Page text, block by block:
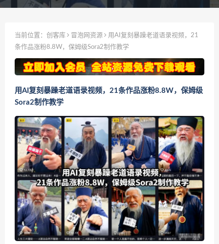
当前位置： 创客库 冒泡网资源
用AI复刻暴躁老道语录视频，21
条作品涨粉8.8W，保姆级Sora2制作教学
用AI复刻暴躁老道语录视频，21条作品涨粉8.8W，保姆级
Sora2制作教学